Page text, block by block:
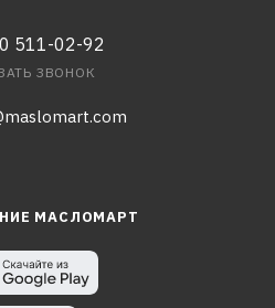
511-02-92
ЗВОНОК
МАСЛОМАРТ